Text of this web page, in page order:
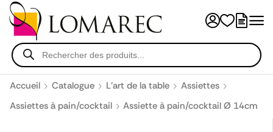
Accueil Catalogue L'art de la table
Assiettes
Assiettes à pain/cocktail
Assiette à pain/cocktail Ø 14cm